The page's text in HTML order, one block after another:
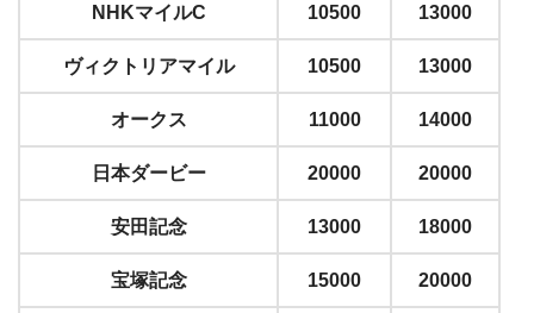
NHKマイルC 10500 13000
ヴィクトリアマイル 10500 13000
オークス 11000 14000
日本ダービー 20000 20000
安田記念 13000 18000
宝塚記念 15000 20000